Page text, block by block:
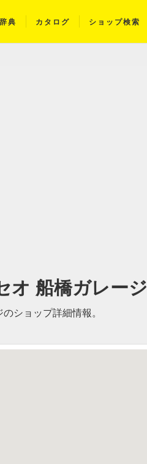
典 カタログ ショップ検索
オ 船橋ガレージ
ショップ詳細情報。